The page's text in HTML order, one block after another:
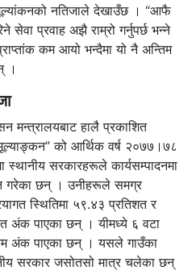
नतिजाले देखाउँछ । “आफै
सेवा प्रवाह अझै राम्रो गर्नुपर्छ भन्ने
कम आयो भन्दैमा यो नै अन्तिम
।
मन्त्रालयबाट हालै प्रकाशित
को आर्थिक वर्ष २०७७।७८
स्थानीय सरकारहरूले कार्यसम्पादनमा
गरेका छन् । उनीहरूले समग्र
स्थितिमा ५९.४३ प्रतिशत र
अंक पाएका छन् । यीमध्ये ६ वटा
अंक पाएका छन् । यसले गाउँका
सरकार जसोतसो मात्र चलेका छन्